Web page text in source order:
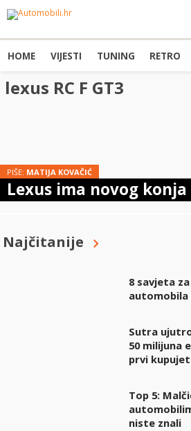
HOME VIJESTI TUNING RETRO
lexus RC F GT3
PIŠE: MATIJA KOVAČIĆ
Lexus ima novog
Najčitanije
8 savjeta
Sutra
50 milijuna
prvi
Top 5:
niste znali